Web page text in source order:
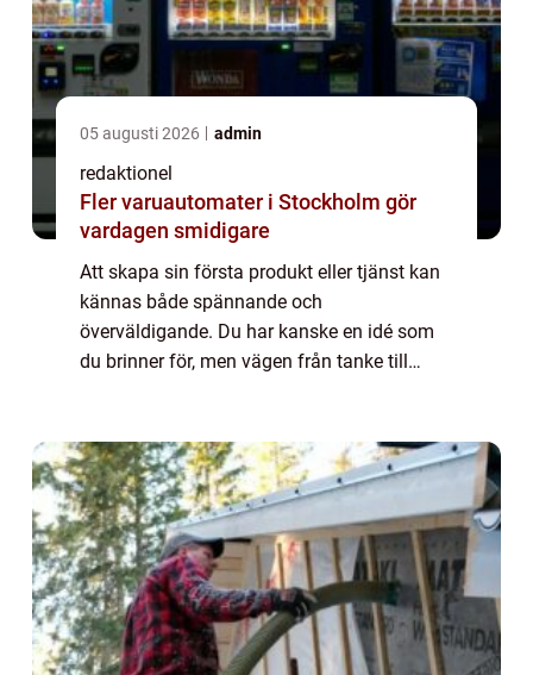
05 augusti 2026 admin
redaktionel
Fler varuautomater i Stockholm gör
vardagen smidigare
Att skapa sin första produkt eller tjänst kan
kännas både spännande och
överväldigande. Du har kanske en idé som
du brinner för, men vägen från tanke till